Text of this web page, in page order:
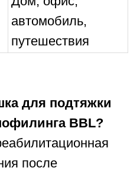
автомобиль,
путешествия
для подтяжки
BBL?
после